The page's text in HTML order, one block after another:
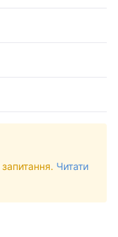
Читати